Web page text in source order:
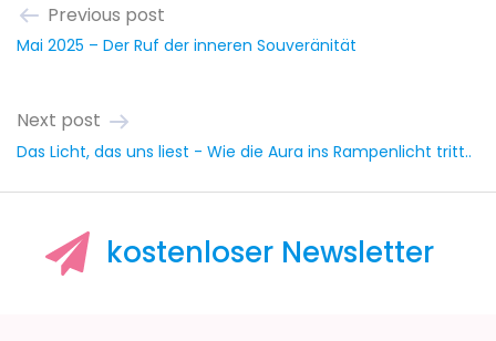
Previous post
Mai 2025 – Der Ruf der inneren Souveränität
Next post
Das Licht, das uns liest - Wie die Aura ins Rampenlicht tritt..
kostenloser Newsletter